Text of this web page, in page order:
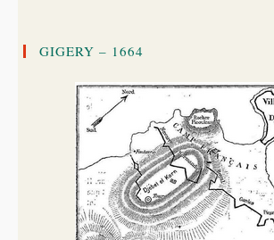
GIGERY – 1664